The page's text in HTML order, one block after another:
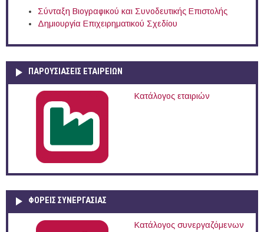
Σύνταξη Βιογραφικού και Συνοδευτικής Επιστολής
Δημιουργία Επιχειρηματικού Σχεδίου
ΠΑΡΟΥΣΙΆΣΕΙΣ ΕΤΑΙΡΕΙΏΝ
Κατάλογος εταιριών
ΦΟΡΕΙΣ ΣΥΝΕΡΓΑΣΙΑΣ
Κατάλογος συνεργαζόμενων